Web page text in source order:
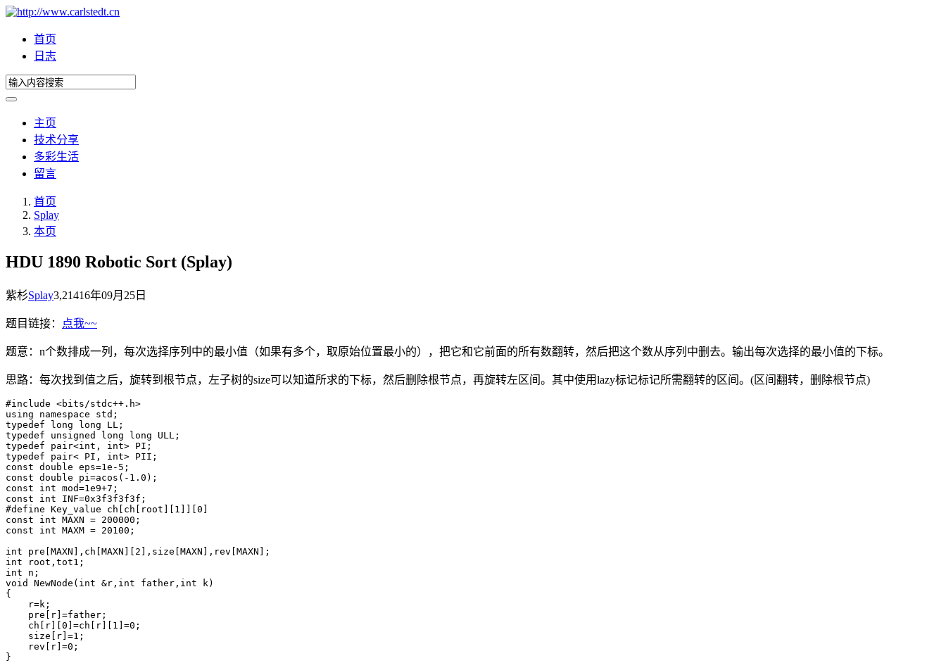
首页
日志
主页
技术分享
多彩生活
留言
首页
Splay
本页
HDU 1890 Robotic Sort (Splay)
紫杉Splay3,21416年09月25日
题目链接： 点我~~
题意：n个数排成一列，每次选择序列中的最小值（如果有多个，取原始位置最小的），把它和它前面的所有数翻转，然后把这个数从序列中删去。输出每次选择的最小值的下标。
思路：每次找到值之后，旋转到根节点，左子树的size可以知道所求的下标，然后删除根节点，再旋转左区间。其中使用lazy标记标记所需翻转的区间。(区间翻转，删除根节点)
#include <bits/stdc++.h>
using namespace std;
typedef long long LL;
typedef unsigned long long ULL;
typedef pair<int, int> PI;
typedef pair< PI, int> PII;
const double eps=1e-5;
const double pi=acos(-1.0);
const int mod=1e9+7;
const int INF=0x3f3f3f3f;
#define Key_value ch[ch[root][1]][0]
const int MAXN = 200000;
const int MAXM = 20100;
int pre[MAXN],ch[MAXN][2],size[MAXN],rev[MAXN];
int root,tot1;
int n;
void NewNode(int &r,int father,int k)
{
    r=k;
    pre[r]=father;
    ch[r][0]=ch[r][1]=0;
    size[r]=1;
    rev[r]=0;
}